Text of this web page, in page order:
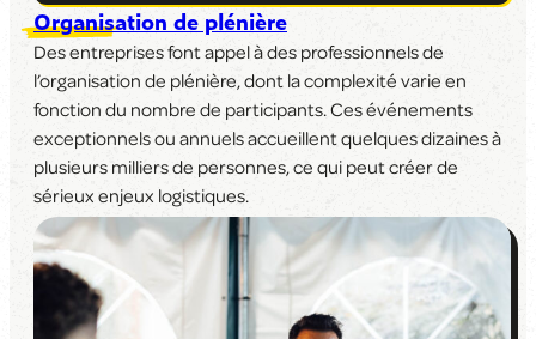
Organisation de plénière
Des entreprises font appel à des professionnels de
l’organisation de plénière, dont la complexité varie en
fonction du nombre de participants. Ces événements
exceptionnels ou annuels accueillent quelques dizaines à
plusieurs milliers de personnes, ce qui peut créer de
sérieux enjeux logistiques.